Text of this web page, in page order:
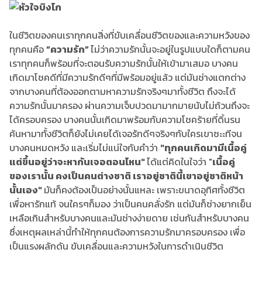
ในชีวิตของคนเราทุกคนสิ่งที่ขับเคลื่อนชีวิตของและความหวังของ
ทุกคนคือ“ความรัก”ไม่ว่าความรักนั้นจะอยู่ในรูปแบบใดก็ตามคน
เราทุกคนก็พร้อมที่จะตอนรับความรักนั้นให้เข้ามาเสมอ บางคน
เกิดมาโชคดีที่มีความรักดีๆที่มีพร้อมอยู่แล้ว แต่มันช่างแตกต่าง
จากบางคนที่ต้องออกตามหาความรักจริงๆมาทั้งชีวิต ถึงจะได้
ความรักนั้นมาครอง ผ่านความเจ็บปวดมามากมายนับไม่ถ้วนถึงจะ
ได้ครอบครอง บางคนนั้นเกิดมาพร้อมกับความโชคร้ายที่ดิ้นรน
ค้นหามาทั้งชีวิตก็ยังไม่เคยได้เจอรักดีๆจริงๆกับใครเขาซะะทีจน
บางคนหมดหวัง และเริ่มไม่แน่ใจกับคำว่า "ทุกคนเกิดมามีเนื้อคู่
แต่ขึ้นอยู่ว่าจะหากันเจอตอนไหน"ได้แต่คิดในใจว่า "เนื้อคู่
ของเรานั้น คงเป็นคนต่างชาติ เราอยู่ชาตินี้เขาอยู่ชาติหน้า
นั้นเอง"มันก็คงต้องเป็นอย่างนั้นแหละ เพราะขนาดอุทิศทั้งชีวิต
เพื่อหารักแท้ จนใครๆก็มอง ว่าเป็นคนคลั่งรัก แต่มันก็ช่างยากเย็น
เหลือเกินสำหรับบางคนและมันช่างง่ายดาย เช่นกันสำหรับบางคน
ซึ่งเหตุผลเหล่านี้ทำให้ทุกคนต้องการความรักมาครอบครอง เพื่อ
เป็นแรงผลักดัน ขับเคลื่อนและความหวังในการดำเนินชีวิต